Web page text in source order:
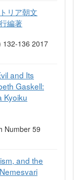
リア朝文
編著
132-136 2017
and Its
Gaskell:
Kyoiku
Number 59
and the